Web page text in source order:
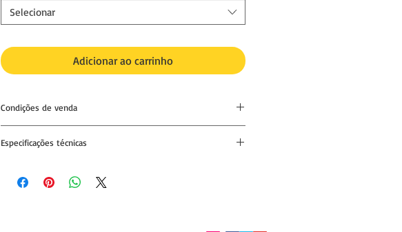
Selecionar
Adicionar ao carrinho
Condições de venda
excepto para exposições do autor e sempre com a devida
autorização do comprador/colecionador.
Especificações técnicas
Papel fine art, acid free, Brilliant Museum, acetinado